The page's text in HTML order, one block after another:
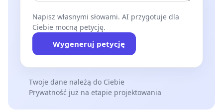
Napisz własnymi słowami. AI przygotuje dla
Ciebie mocną petycję.
Wygeneruj petycję
Twoje dane należą do Ciebie
Prywatność już na etapie projektowania